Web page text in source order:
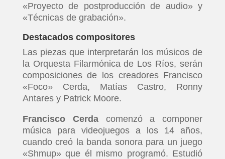
«Proyecto de postproducción de audio» y
«Técnicas de grabación».
Destacados compositores
Las piezas que interpretarán los músicos de
la Orquesta Filarmónica de Los Ríos, serán
composiciones de los creadores Francisco
«Foco» Cerda, Matías Castro, Ronny
Antares y Patrick Moore.
Francisco Cerdacomenzó a componer
música para videojuegos a los 14 años,
cuando creó la banda sonora para un juego
«Shmup» que él mismo programó. Estudió